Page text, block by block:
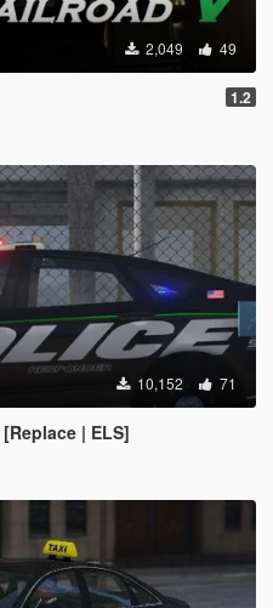
2,049 49
1.2
10,152 71
| ELS]